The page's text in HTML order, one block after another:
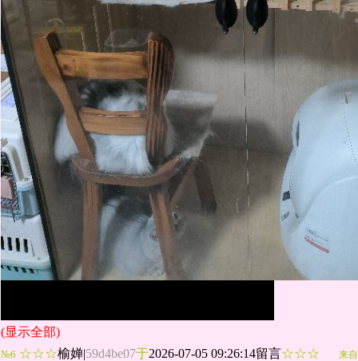
(显示全部)
№6 ☆☆☆榆婵|59d4be07于2026-07-05 09:26:14留言☆☆☆ 来